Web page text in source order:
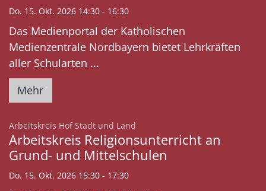
Do. 15. Okt. 2026 14:30 - 16:30
Das Medienportal der Katholischen
Medienzentrale Nordbayern bietet Lehrkräften
aller Schularten ...
Mehr
Arbeitskreis Hof Stadt und Land
Arbeitskreis Religionsunterricht an
Grund- und Mittelschulen
Do. 15. Okt. 2026 15:30 - 17:30